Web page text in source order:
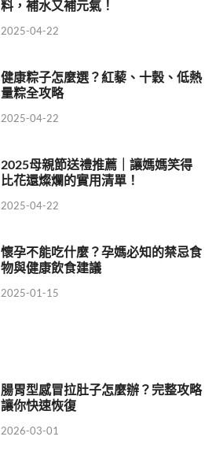
料，補水又補元氣！
2025-04-22
健康粽子怎麼選？紅藜、十穀、低熱
量粽全攻略
2025-04-22
2025母親節送禮推薦｜讓媽媽笑得
比花還燦爛的實用清單！
2025-04-22
懷孕不能吃什麼？孕媽必知的禁忌食
物與健康飲食建議
2025-01-15
腸胃型感冒拉肚子怎麼辦？完整攻略
讓你快速恢復
2026-03-01